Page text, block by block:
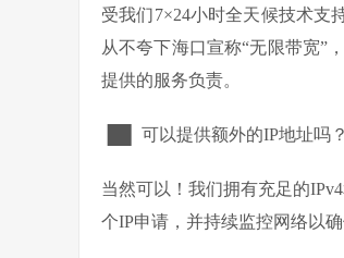
受我们7×24小时全天候技术
从不夸下海口宣称“无限带宽”
提供的服务负责。
▐█▌ 可以提供额外的IP地址吗？
当然可以！我们拥有充足的
个IP申请，并持续监控网络以